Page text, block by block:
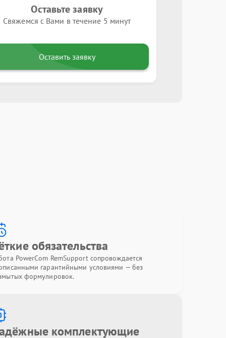
Оставьте заявку
Свяжемся с Вами в течение 5 минут
Оставить заявку
обязательства
PowerCom RemSupport сопровождается
гарантийными условиями — без
формулировок.
комплектующие